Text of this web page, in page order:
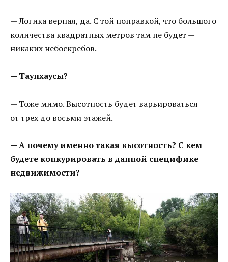
— Логика верная, да. С той поправкой, что большого
количества квадратных метров там не будет —
никаких небоскребов.
— Таунхаусы?
— Тоже мимо. Высотность будет варьироваться
от трех до восьми этажей.
— А почему именно такая высотность? С кем
будете конкурировать в данной специфике
недвижимости?